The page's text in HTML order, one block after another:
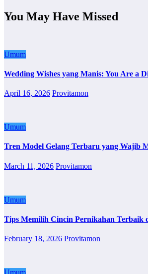
You May Have Missed
Umum
Wedding Wishes yang Manis: You Are a
April 16, 2026 Provitamon
Umum
Tren Model Gelang Terbaru yang Wajib
March 11, 2026 Provitamon
Umum
Tips Memilih Cincin Pernikahan Terbaik
February 18, 2026 Provitamon